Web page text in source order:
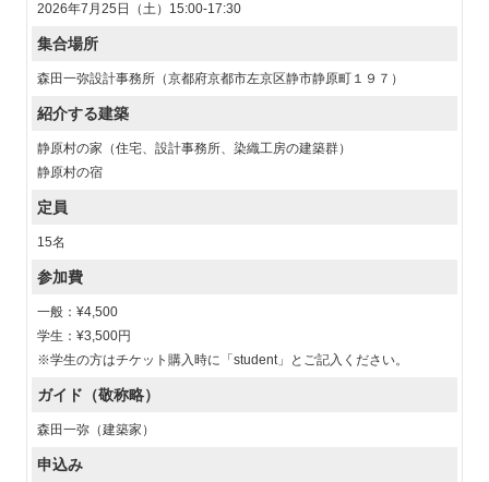
2026年7月25日（土）15:00-17:30
集合場所
森田一弥設計事務所（京都府京都市左京区静市静原町１９７）
紹介する建築
静原村の家（住宅、設計事務所、染織工房の建築群）
静原村の宿
定員
15名
参加費
一般：¥4,500
学生：¥3,500円
※学生の方はチケット購入時に「student」とご記入ください。
ガイド（敬称略）
森田一弥（建築家）
申込み